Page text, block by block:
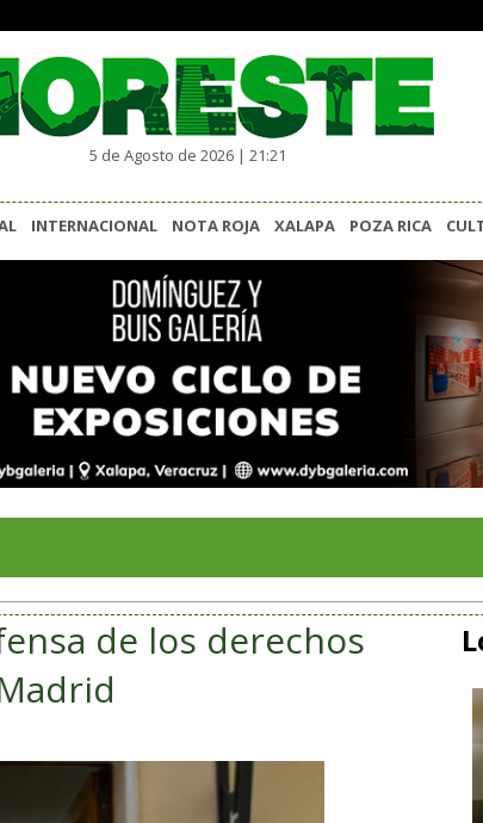
5 de Agosto de 2026 | 21:21
INTERNACIONAL NOTA ROJA XALAPA POZA RICA
de los derechos